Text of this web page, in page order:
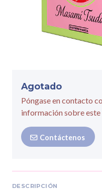
Agotado
Póngase en contacto
información sobre
Contáctenos
DESCRIPCIÓN